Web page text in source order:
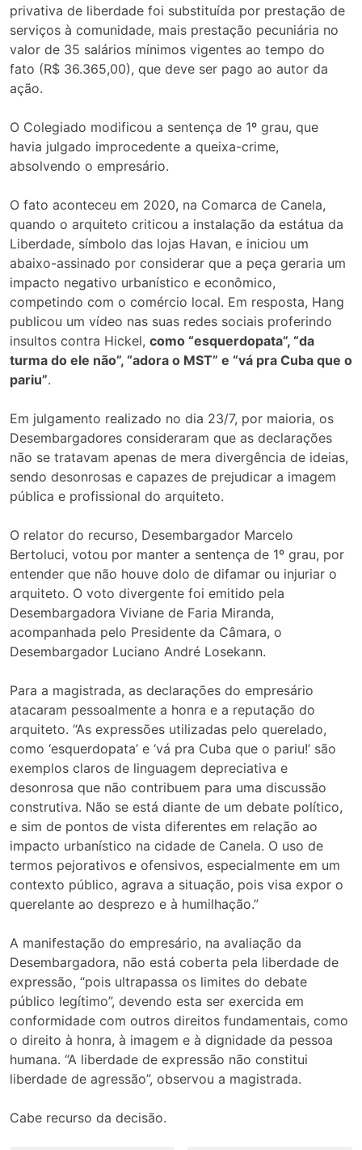
privativa de liberdade foi substituída por prestação de
serviços à comunidade, mais prestação pecuniária no
valor de 35 salários mínimos vigentes ao tempo do
fato (R$ 36.365,00), que deve ser pago ao autor da
ação.
O Colegiado modificou a sentença de 1º grau, que
havia julgado improcedente a queixa-crime,
absolvendo o empresário.
O fato aconteceu em 2020, na Comarca de Canela,
quando o arquiteto criticou a instalação da estátua da
Liberdade, símbolo das lojas Havan, e iniciou um
abaixo-assinado por considerar que a peça geraria um
impacto negativo urbanístico e econômico,
competindo com o comércio local. Em resposta, Hang
publicou um vídeo nas suas redes sociais proferindo
insultos contra Hickel, como “esquerdopata”, “da
turma do ele não”, “adora o MST” e “vá pra Cuba que o
pariu”.
Em julgamento realizado no dia 23/7, por maioria, os
Desembargadores consideraram que as declarações
não se tratavam apenas de mera divergência de ideias,
sendo desonrosas e capazes de prejudicar a imagem
pública e profissional do arquiteto.
O relator do recurso, Desembargador Marcelo
Bertoluci, votou por manter a sentença de 1º grau, por
entender que não houve dolo de difamar ou injuriar o
arquiteto. O voto divergente foi emitido pela
Desembargadora Viviane de Faria Miranda,
acompanhada pelo Presidente da Câmara, o
Desembargador Luciano André Losekann.
Para a magistrada, as declarações do empresário
atacaram pessoalmente a honra e a reputação do
arquiteto. “As expressões utilizadas pelo querelado,
como ‘esquerdopata’ e ‘vá pra Cuba que o pariu!’ são
exemplos claros de linguagem depreciativa e
desonrosa que não contribuem para uma discussão
construtiva. Não se está diante de um debate político,
e sim de pontos de vista diferentes em relação ao
impacto urbanístico na cidade de Canela. O uso de
termos pejorativos e ofensivos, especialmente em um
contexto público, agrava a situação, pois visa expor o
querelante ao desprezo e à humilhação.”
A manifestação do empresário, na avaliação da
Desembargadora, não está coberta pela liberdade de
expressão, “pois ultrapassa os limites do debate
público legítimo”, devendo esta ser exercida em
conformidade com outros direitos fundamentais, como
o direito à honra, à imagem e à dignidade da pessoa
humana. “A liberdade de expressão não constitui
liberdade de agressão”, observou a magistrada.
Cabe recurso da decisão.